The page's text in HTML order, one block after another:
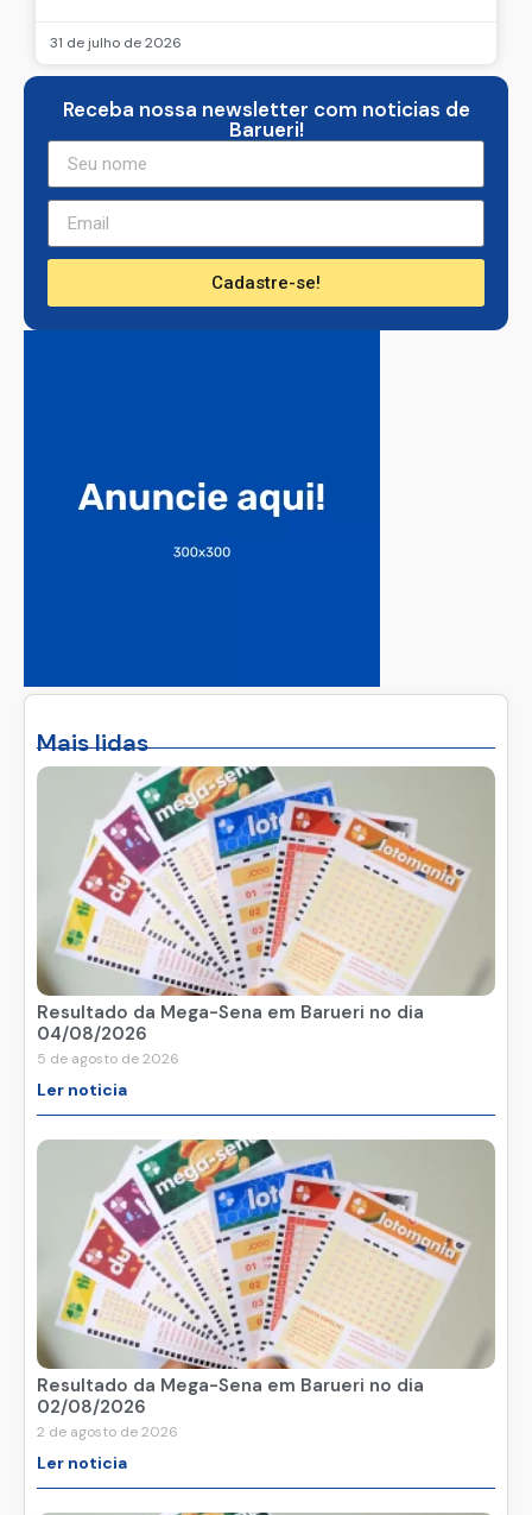
31 de julho de 2026
Mais lidas
Resultado da Mega-Sena em Barueri no dia
04/08/2026
5 de agosto de 2026
Ler noticia
Resultado da Mega-Sena em Barueri no dia
02/08/2026
2 de agosto de 2026
Ler noticia
Receba nossa newsletter com noticias de
Barueri!
Cadastre-se!